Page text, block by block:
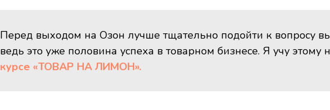
Перед выходом на Озон лучше тщательно подойти к вопросу
ведь это уже половина успеха в товарном бизнесе. Я учу этому
курсе «ТОВАР НА ЛИМОН».